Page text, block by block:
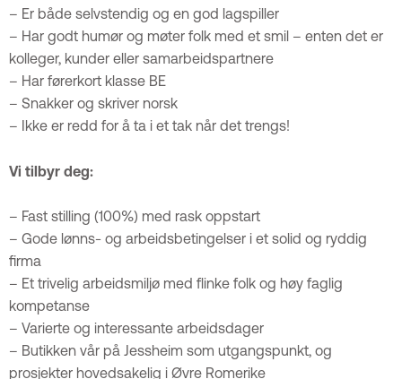
– Er både selvstendig og en god lagspiller
– Har godt humør og møter folk med et smil – enten det er
kolleger, kunder eller samarbeidspartnere
– Har førerkort klasse BE
– Snakker og skriver norsk
– Ikke er redd for å ta i et tak når det trengs!
Vi tilbyr deg:
– Fast stilling (100%) med rask oppstart
– Gode lønns- og arbeidsbetingelser i et solid og ryddig
firma
– Et trivelig arbeidsmiljø med flinke folk og høy faglig
kompetanse
– Varierte og interessante arbeidsdager
– Butikken vår på Jessheim som utgangspunkt, og
prosjekter hovedsakelig i Øvre Romerike